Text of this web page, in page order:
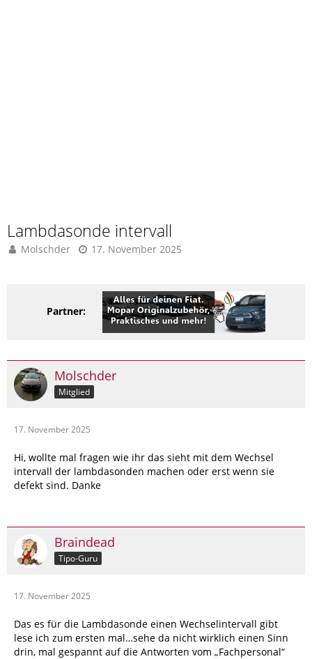
Lambdasonde intervall
Molschder 17. November 2025
Partner:
Molschder
Mitglied
17. November 2025
Hi, wollte mal fragen wie ihr das sieht mit dem Wechsel
intervall der lambdasonden machen oder erst wenn sie
defekt sind. Danke
Braindead
Tipo-Guru
17. November 2025
Das es für die Lambdasonde einen Wechselintervall gibt
lese ich zum ersten mal…sehe da nicht wirklich einen Sinn
drin, mal gespannt auf die Antworten vom „Fachpersonal“